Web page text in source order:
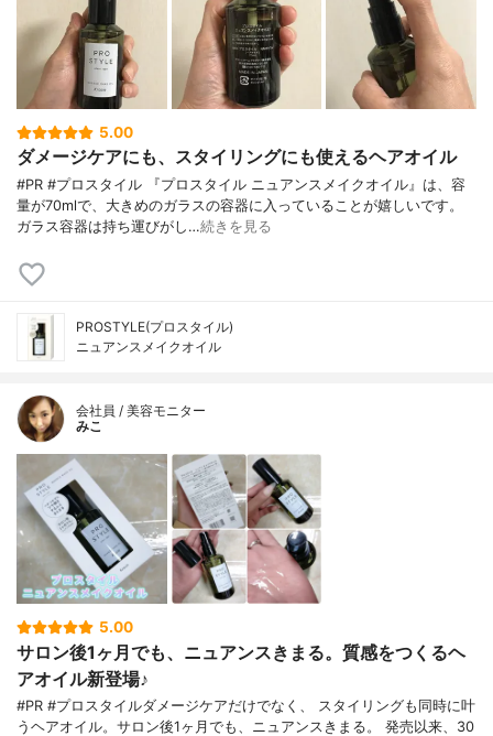
5.00
ダメージケアにも、スタイリングにも使えるヘアオイル
#PR #プロスタイル 『プロスタイル ニュアンスメイクオイル』は、容
量が70mlで、大きめのガラスの容器に入っていることが嬉しいです。
ガラス容器は持ち運びがし…続きを見る
PROSTYLE(プロスタイル)
ニュアンスメイクオイル
会社員 / 美容モニター
みこ
5.00
サロン後1ヶ月でも、ニュアンスきまる。質感をつくるヘ
アオイル新登場♪
#PR #プロスタイルダメージケアだけでなく、 スタイリングも同時に叶
うヘアオイル。サロン後1ヶ月でも、ニュアンスきまる。 発売以来、30